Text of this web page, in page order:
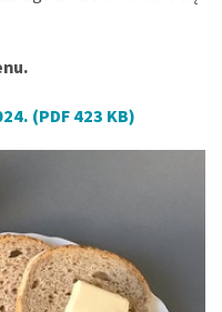
(PDF 423 KB)